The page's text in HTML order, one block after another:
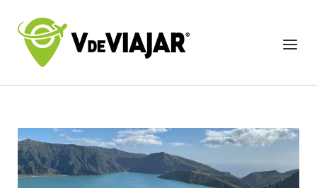
content
Home
Menu